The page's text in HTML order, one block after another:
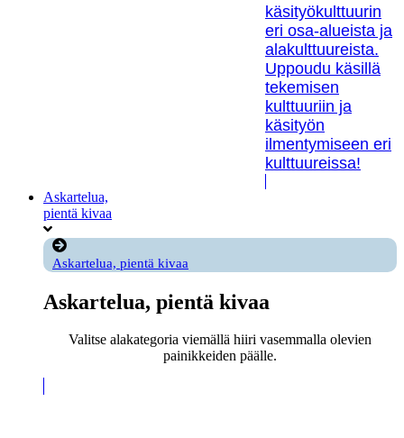
käsityökulttuurin
eri osa-alueista ja
alakulttuureista.
Uppoudu käsillä
tekemisen
kulttuuriin ja
käsityön
ilmentymiseen eri
kulttuureissa!
Askartelua,
pientä kivaa
Askartelua, pientä kivaa
Askartelua, pientä kivaa
Valitse alakategoria viemällä hiiri vasemmalla olevien
painikkeiden päälle.